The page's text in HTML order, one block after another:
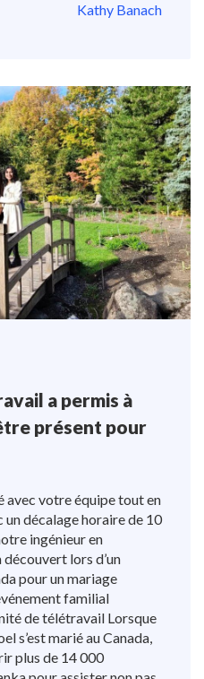
Kathy Banach
a permis à
présent pour
avec votre équipe tout en
décalage horaire de 10
ingénieur en
découvert lors d’un
pour un mariage
familial
de télétravail Lorsque
s’est marié au Canada,
plus de 14 000